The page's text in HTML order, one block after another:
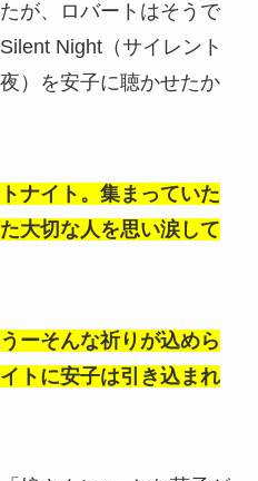
が、ロバートはそうで
Night（サイレント
）を安子に聴かせたか
ナイト。集まっていた
大切な人を思い涙して
ーそんな祈りが込めら
トに安子は引き込まれ